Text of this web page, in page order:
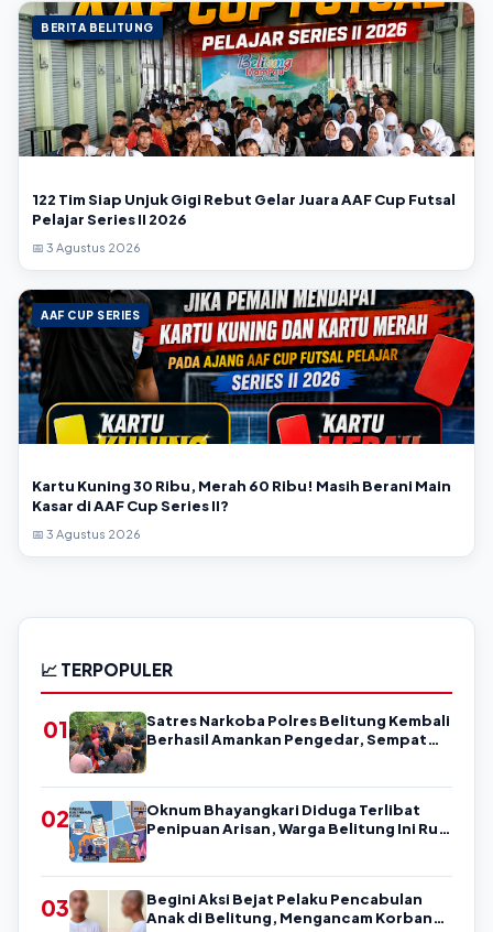
BERITA BELITUNG
122 Tim Siap Unjuk Gigi Rebut Gelar Juara AAF Cup Futsal
Pelajar Series II 2026
📅 3 Agustus 2026
AAF CUP SERIES
Kartu Kuning 30 Ribu, Merah 60 Ribu! Masih Berani Main
Kasar di AAF Cup Series II?
📅 3 Agustus 2026
📈 TERPOPULER
01
Satres Narkoba Polres Belitung Kembali
Berhasil Amankan Pengedar, Sempat
02
Oknum Bhayangkari Diduga Terlibat
Penipuan Arisan, Warga Belitung Ini Rugi
03
Begini Aksi Bejat Pelaku Pencabulan
Anak di Belitung, Mengancam Korban